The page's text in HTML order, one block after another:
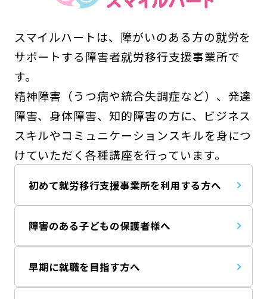
スマイルハートは、障がいのある方の就労を
サポートする障害者就労移行支援事業所で
す。
精神障害（うつ病や統合失調症など）、発達
障害、身体障害、知的障害の方に、ビジネス
スキルやコミュニケーションスキルを身につ
けていただく各種講座を行っています。
初めて就労移行支援事業所を利用する方へ
障害のある子どもの保護者様へ
早期に就職を目指す方へ